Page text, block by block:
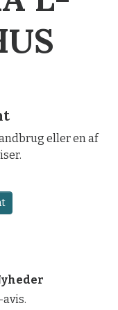
eller en af